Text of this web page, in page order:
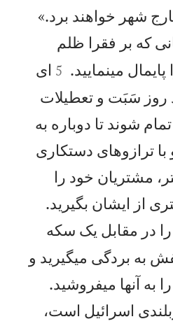
شهر خواهند برد.»
كه بر فقرا ظلم
مینماييد. 

5 ای
روز سَبَت و تعطيلات
شوند تا دوباره به
ترازوهای دستكاری
مشتريان خود را
از ايشان بگيريد.
در مقابل يک سكه
به بردگی میگيريد و
به آنها میفروشيد.
اسرائيل است،